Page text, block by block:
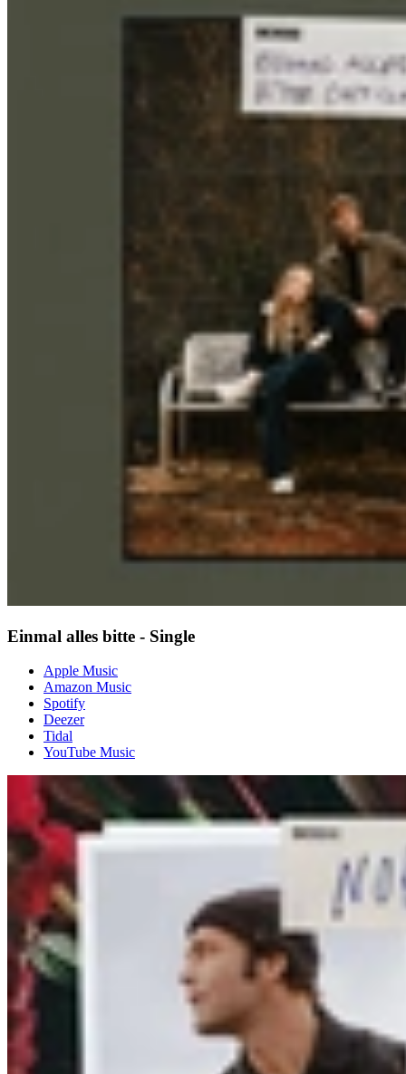
Einmal alles bitte - Single
Apple Music
Amazon Music
Spotify
Deezer
Tidal
YouTube Music